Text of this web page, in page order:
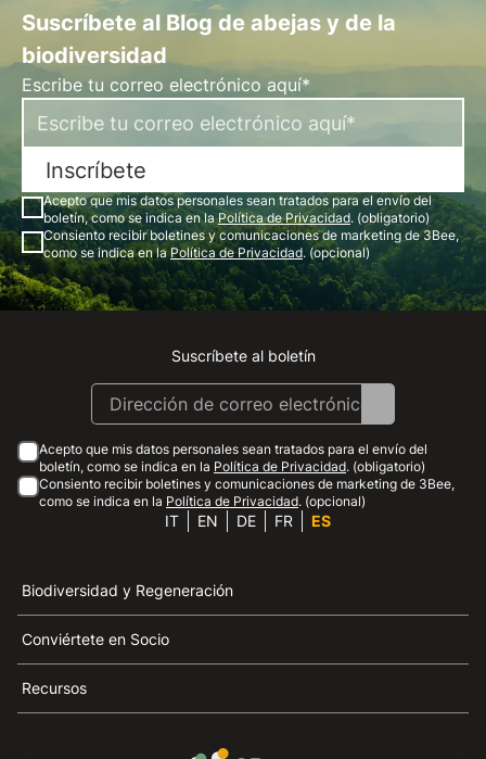
Suscríbete al Blog de abejas y de la
biodiversidad
Escribe tu correo electrónico aquí*
Inscríbete
Acepto que mis datos personales sean tratados para el envío del
boletín, como se indica en laPolítica de Privacidad. (obligatorio)
Consiento recibir boletines y comunicaciones de marketing de 3Bee,
como se indica en laPolítica de Privacidad. (opcional)
Instagram
Facebook
Linkedin
Youtube
Suscríbete al boletín
Acepto que mis datos personales sean tratados para el envío del
boletín, como se indica en la Política de Privacidad. (obligatorio)
Consiento recibir boletines y comunicaciones de marketing de 3Bee,
como se indica en la Política de Privacidad. (opcional)
IT EN DE FR ES
Biodiversidad y Regeneración
Conviértete en Socio
Recursos